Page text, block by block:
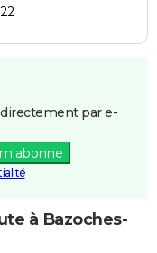
par e-
à Bazoches-